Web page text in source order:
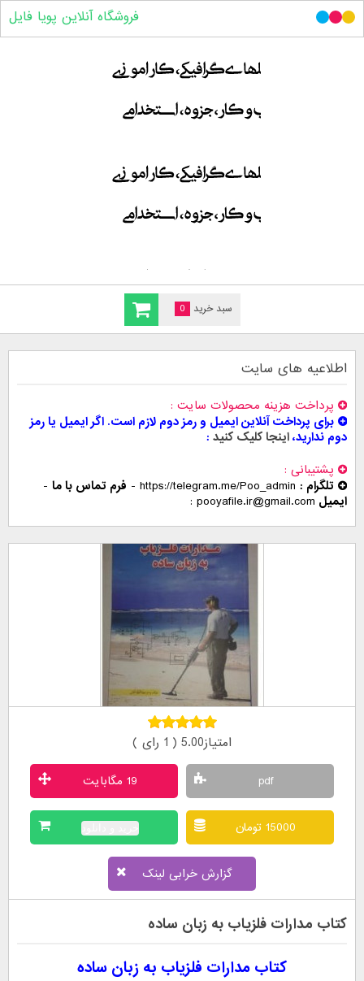
سبد خرید 0
فروشگاه آنلاین پویا فایل
اطلاعیه های سایت
پرداخت هزینه محصولات سایت
برای پرداخت آنلاین ایمیل و رمز دوم لازم است. اگر ایمیل یا رمز
دوم ندارید،اینجا کلیک کنید
پشتیبانی
تلگرام : https://telegram.me/Poo_admin
- فرم تماس با ما -
ایمیل pooyafile.ir@gmail.com
امتیاز5.00 ( 1 رای )
pdf 19 مگابایت
15000 تومان خرید و دانلود
گزارش خرابی لینک
کتاب مدارات فلزیاب به زبان ساده
کتاب مدارات فلزیاب به زبان ساده